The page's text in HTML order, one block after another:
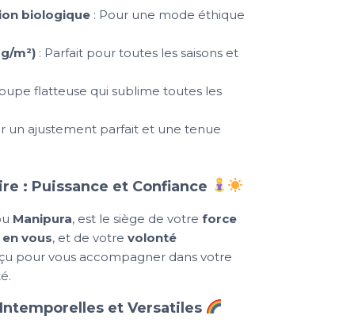
biologique: Pour une mode éthique
m²): Parfait pour toutes les saisons et
flatteuse qui sublime toutes les
un ajustement parfait et une tenue
: Puissance et Confiance
Manipura, est le siège de votre force
vous, et de votre volonté
pour vous accompagner dans votre
et Versatiles